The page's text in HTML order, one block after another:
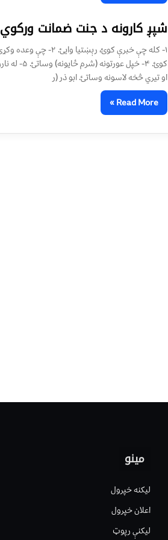
شپږ كارونه د جنت ضمانت وركوي
او تيري څخه لاسونه وساتئ. ابو ذر (ر
Read More »
مینو
لیکنه خپرول
اعلان خپرول
لیکنې رپوټ